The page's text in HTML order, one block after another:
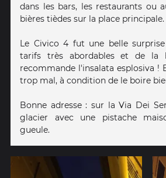
dans les bars, les restaurants ou
bières tièdes sur la place principale.
Le Civico 4 fut une belle
tarifs très abordables et de la
recommande l'insalata esplosiva !
trop mal, à condition de le boire
Bonne adresse : sur la Via Dei
glacier avec une pistache
gueule.